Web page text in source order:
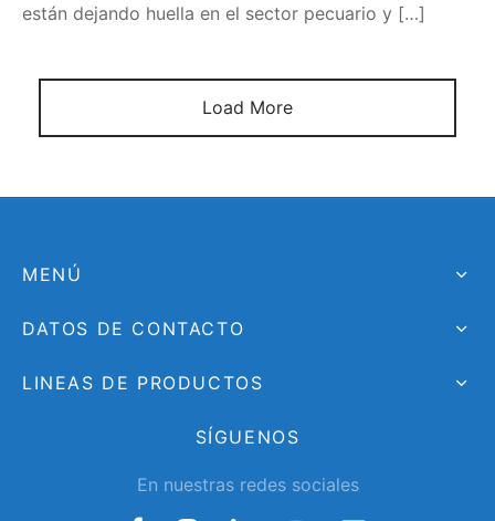
están dejando huella en el sector pecuario y […]
Load More
MENÚ
DATOS DE CONTACTO
LINEAS DE PRODUCTOS
SÍGUENOS
En nuestras redes sociales